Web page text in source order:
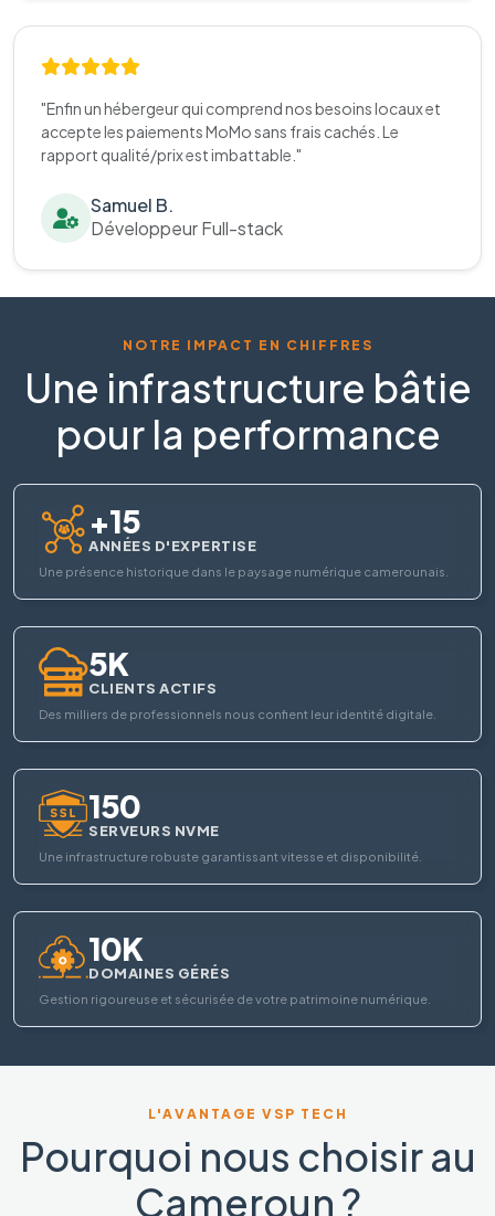
"Enfin un hébergeur qui comprend nos besoins locaux et
accepte les paiements MoMo sans frais cachés. Le
rapport qualité/prix est imbattable."
Samuel B.
Développeur Full-stack
NOTRE IMPACT EN CHIFFRES
Une infrastructure bâtie
pour la performance
+15
ANNÉES D'EXPERTISE
Une présence historique dans le paysage numérique camerounais.
5K
CLIENTS ACTIFS
Des milliers de professionnels nous confient leur identité digitale.
150
SERVEURS NVME
Une infrastructure robuste garantissant vitesse et disponibilité.
10K
DOMAINES GÉRÉS
Gestion rigoureuse et sécurisée de votre patrimoine numérique.
L'AVANTAGE VSP TECH
Pourquoi nous choisir au
Cameroun ?